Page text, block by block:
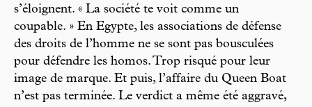
s’éloignent. « La société te voit comme un
coupable. » En Egypte, les associations de défense
des droits de l’homme ne se sont pas bousculées
pour défendre les homos. Trop risqué pour leur
image de marque. Et puis, l’affaire du Queen Boat
n’est pas terminée. Le verdict a même été aggravé,